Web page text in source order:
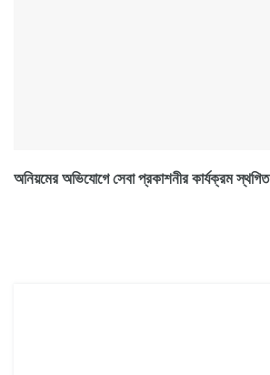
অনিয়মের অভিযোগে সেবা প্রকাশনীর কার্যক্রম স্থগিত